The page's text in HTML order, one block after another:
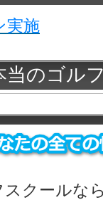
実施
当のゴル
クールな